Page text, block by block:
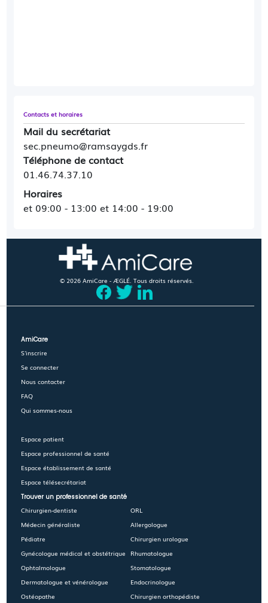
Contacts et horaires
Mail du secrétariat
sec.pneumo@ramsaygds.fr
Téléphone de contact
01.46.74.37.10
Horaires
et 09:00 - 13:00 et 14:00 - 19:00
© 2026 AmiCare - ÆGLÉ. Tous droits réservés.
AmiCare
S'inscrire
Se connecter
Nous contacter
FAQ
Qui sommes-nous
Espace patient
Espace professionnel de santé
Espace établissement de santé
Espace télésecrétariat
Trouver un professionnel de santé
Chirurgien-dentiste
Médecin généraliste
Pédiatre
Gynécologue médical et obstétrique
Ophtalmologue
Dermatologue et vénérologue
Ostéopathe
ORL
Allergologue
Chirurgien urologue
Rhumatologue
Stomatologue
Endocrinologue
Chirurgien orthopédiste